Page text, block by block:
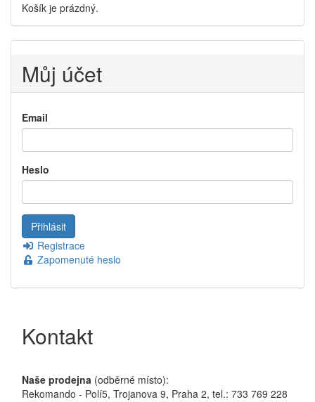
Košík je prázdný.
Můj účet
Email
Heslo
Registrace
Zapomenuté heslo
Kontakt
Naše prodejna (odběrné místo):
Rekomando - Polí5, Trojanova 9, Praha 2, tel.: 733 769 228